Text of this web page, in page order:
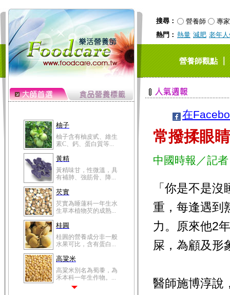
搜尋： 營養師
專家
熱門： 熱量 減肥 老年
營養師觀點｜
柚子
柚子含有柚皮甙、維生
素C、鈣、蛋白質等...
黃精
黃精味甘，性微溫，具
有補肺、強筋骨、降...
芡實
芡實為睡蓮科一年生水
生草本植物芡的成熟...
桂圓
桂圓的營養成分非一般
水果可比，含有蛋白...
高粱米
高粱米別名為蜀黍，為
禾本科一年生作物。...
在
常撥揉眼
中國時報／記
「你是不是
重，每逢遇到
力。原來他2
屎，為顧及形
醫師施博淳說